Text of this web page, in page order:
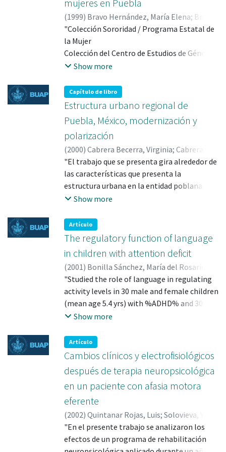
producción de estructuras reproductivas fue
mayor en el sitio abierto en D. coccinea, en el
sombreado en S. praecox y no difirió entre
sitios en V. virgata. La fenología reproductiva
de V. virgata y D. coccinea fue distinta entre
sitios, pero no la de S. praecox. Las especies
reproductivo más cortos, que las que lo
hiecieron en lluvias o a finales de estas; el
cual fue ocasionado por la gran duración de
los frutos maduros en estas especies".
mujeres en Puebla
(1999) Bravo Hernández, María Elena; Bravo
Hernández, María Elena; 0000-0002-9903-
0642
"Colección Sororidad / Programa Estatal de
la Mujer
Colección del Centro de Estudios de Género /
FFyL-BUAP".
Show more
Capítulo de libro
Estructura urbano regional de
Puebla, México, modernización y
polarización
(2000) Cabrera Becerra, Virginia; Cabrera
Becerra, Virginia; 0000-0002-6154-9174
"El trabajo que se presenta gira alrededor de
las características que presenta la
estructura urbana en la entidad poblana.
Teniendo como punto de partida la
regional como sistema que expresa y resume
las condiciones de polarización de la
sociedad: miseria y pobreza en un gran
contexto urbano y concentración de la
riqueza, la cultura y las oportunidades de
desarrollo en unos cuantos centros urbanos
y particularmente en la ciudad de Puebla".
Show more
Artículo
The regulatory function of language
in children with attention deficit
(2001) Bonilla Sánchez, María del Rosario
Quintanar Rojas, Luis;Hernández Cinto, Ana
Lilia;Sánchez Sánchez, Alma Rosa;
Solovieva, Loulia V.;Bonilla Sánchez, María
del Rosario; 0000-0003-3398-5988
"Studied the role of language in regulating
activity levels in 30 male and female children
(mean age 5.4 yrs) with %ADHD% and 30
male and female children (mean age 5.5 yrs)
variables, behavior, activity levels, and
language were obtained by observation and
semistructured interview. The
Neuropsychological Schema for the
Evaluation of Attention (L. Quintanar, 1996)
was used. The results were evaluated
according to age, sex, grade level, SES,
activity and behavior during free and
directed play, intentional and unintentional
attention, auditory gnosis, and language
Show more
Artículo
Cambios clínicos y electrofisiológicos
después de terapia neuropsicológica
en un paciente con afasia motora
eferente
(2002) Quintanar Rojas, Luis; Solovieva, Yulia
Bonilla Sánchez, María del Rosario;Sánchez
Sánchez, Alma Rosa;Figueroa, Silvia;
"En el presente trabajo se analizaron los
efectos de un programa de rehabilitación